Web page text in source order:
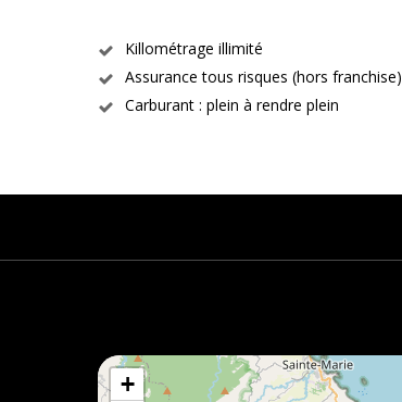
Killométrage illimité
Assurance tous risques (hors franchise)
Carburant : plein à rendre plein
+